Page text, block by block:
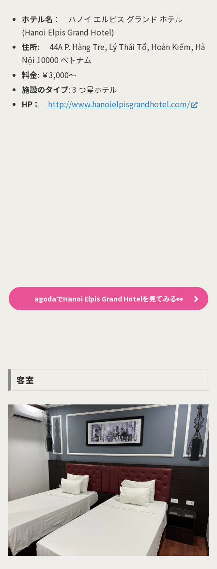
ホテル名 ： ハノイ エルピス グランド ホテル
(Hanoi Elpis Grand Hotel)
住所:44A P. Hàng Tre, Lý Thái Tổ, Hoàn Kiếm, Hà
Nội 10000 ベトナム
料金: ￥3,000〜
施設のタイプ: 3 つ星ホテル
HP：
http://www.hanoielpisgrandhotel.com/
agodaでHanoi Elpis Grand Hotelを見てみる👀
客室